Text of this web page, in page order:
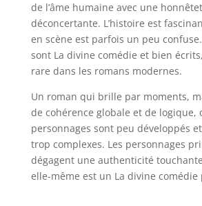
de l’âme humaine avec une
déconcertante. L’histoire est
en scène est parfois un peu
sont La divine comédie et bien
rare dans les romans modernes.
Un roman qui brille par moments,
de cohérence globale et de logique,
personnages sont peu développés
trop complexes. Les personnages
dégagent une authenticité
elle-même est un La divine comédie